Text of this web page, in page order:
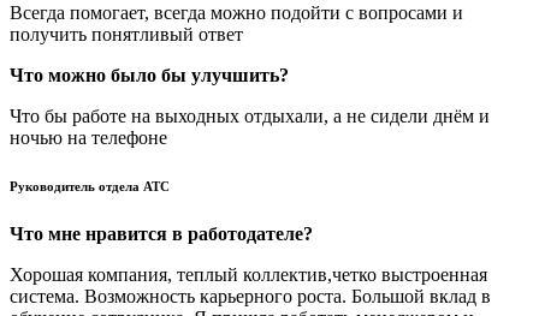
Всегда помогает, всегда можно подойти с вопросами и
получить понятливый ответ
Что можно было бы улучшить?
Что бы работе на выходных отдыхали, а не сидели днём и
ночью на телефоне
Руководитель отдела АТС
Что мне нравится в работодателе?
Хорошая компания, теплый коллектив,четко выстроенная
система. Возможность карьерного роста. Большой вклад в